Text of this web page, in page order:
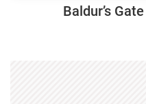
Baldur’s